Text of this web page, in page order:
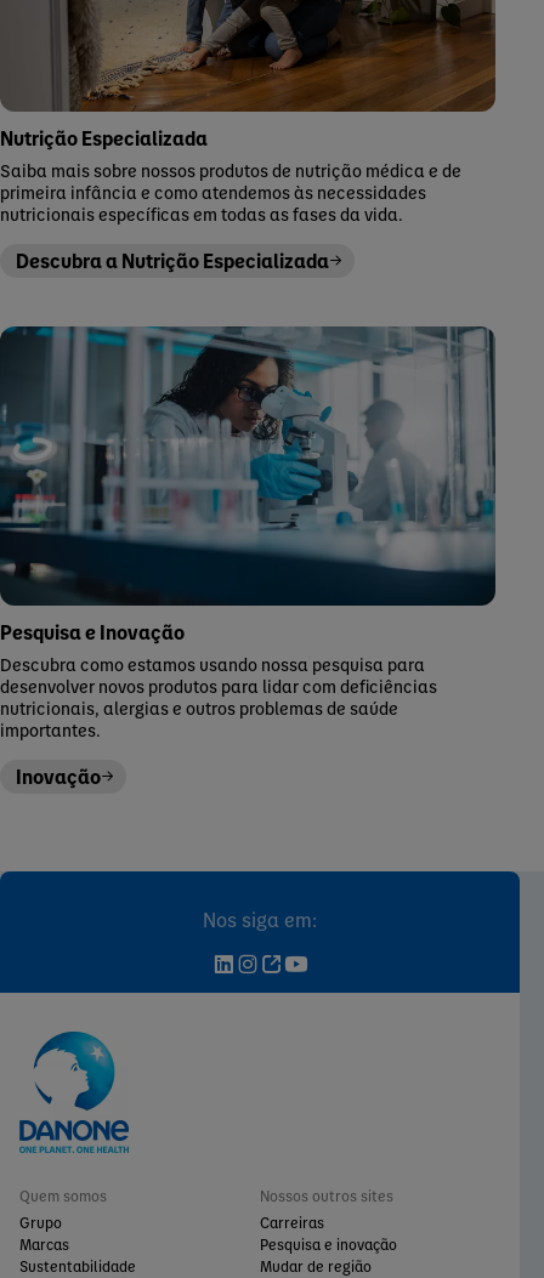
Nutrição Especializada
Saiba mais sobre nossos produtos de nutrição médica e de
primeira infância e como atendemos às necessidades
nutricionais específicas em todas as fases da vida.
Descubra a Nutrição Especializada
Pesquisa e Inovação
Descubra como estamos usando nossa pesquisa para
desenvolver novos produtos para lidar com deficiências
nutricionais, alergias e outros problemas de saúde
importantes.
Inovação
Nos siga em:
Quem somos
Grupo
Marcas
Sustentabilidade
Nossos outros sites
Carreiras
Pesquisa e inovação
Mudar de região